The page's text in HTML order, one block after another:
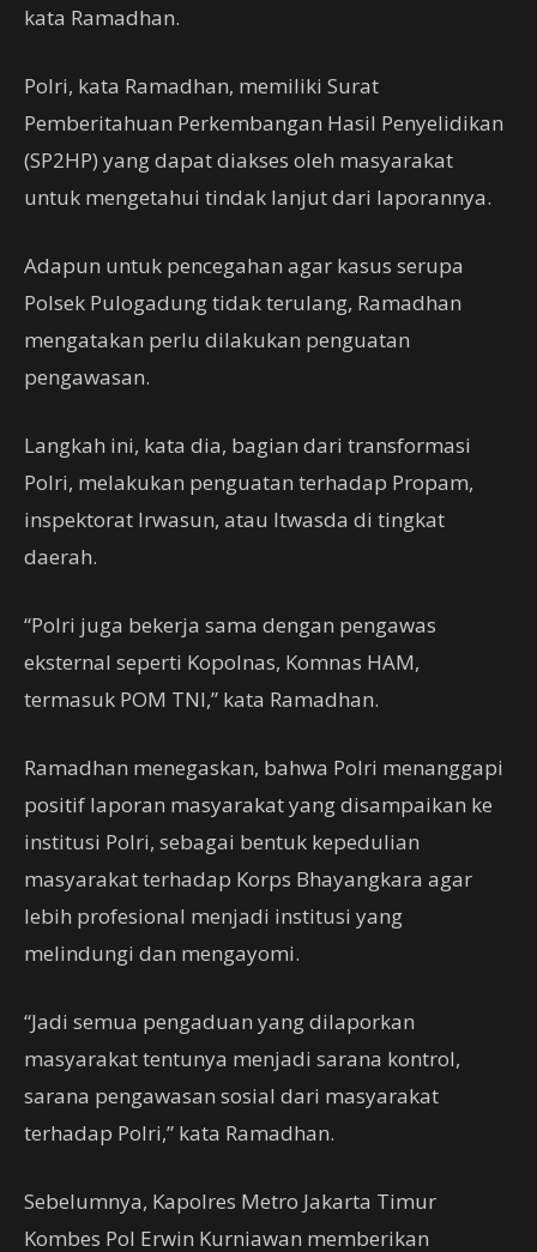
kata Ramadhan.
Polri, kata Ramadhan, memiliki Surat
Pemberitahuan Perkembangan Hasil Penyelidikan
(SP2HP) yang dapat diakses oleh masyarakat
untuk mengetahui tindak lanjut dari laporannya.
Adapun untuk pencegahan agar kasus serupa
Polsek Pulogadung tidak terulang, Ramadhan
mengatakan perlu dilakukan penguatan
pengawasan.
Langkah ini, kata dia, bagian dari transformasi
Polri, melakukan penguatan terhadap Propam,
inspektorat Irwasun, atau Itwasda di tingkat
daerah.
“Polri juga bekerja sama dengan pengawas
eksternal seperti Kopolnas, Komnas HAM,
termasuk POM TNI,” kata Ramadhan.
Ramadhan menegaskan, bahwa Polri menanggapi
positif laporan masyarakat yang disampaikan ke
institusi Polri, sebagai bentuk kepedulian
masyarakat terhadap Korps Bhayangkara agar
lebih profesional menjadi institusi yang
melindungi dan mengayomi.
“Jadi semua pengaduan yang dilaporkan
masyarakat tentunya menjadi sarana kontrol,
sarana pengawasan sosial dari masyarakat
terhadap Polri,” kata Ramadhan.
Sebelumnya, Kapolres Metro Jakarta Timur
Kombes Pol Erwin Kurniawan memberikan